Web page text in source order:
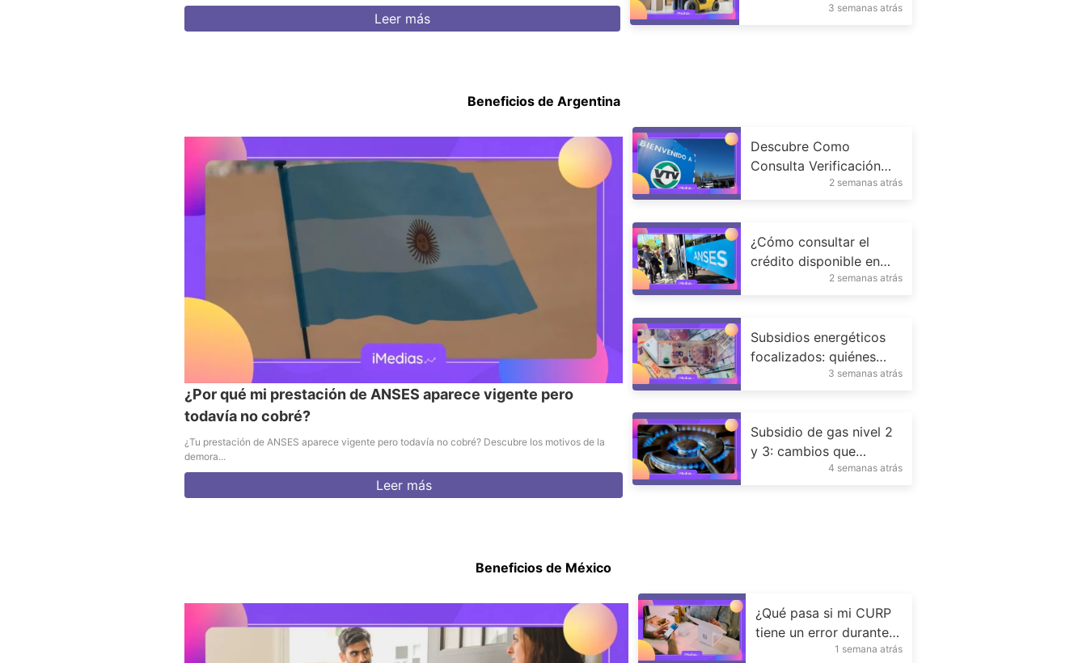
Leer más
operador de carretilla
3 semanas atrás
Beneficios de Argentina
¿Por qué mi prestación de ANSES aparece vigente pero
todavía no cobré?
¿Tu prestación de ANSES aparece vigente pero todavía no cobré? Descubre los motivos de la
demora...
Leer más
Descubre Como
Consulta Verificación
Técnica Vehicular2 semanas atrás
¿Cómo consultar el
crédito disponible en
2 semanas atrás
Subsidios energéticos
focalizados: quiénes
mantienen el beneficio
3 semanas atrás
Subsidio de gas nivel 2
y 3: cambios que
afectan a usuarios4 semanas atrás
Beneficios de México
¿Qué pasa si mi CURP
tiene un error durante
1 semana atrás